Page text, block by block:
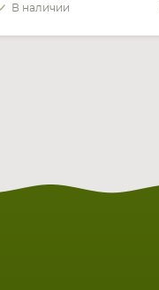
В наличии